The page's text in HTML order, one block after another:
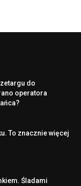
do
operatora
To znacznie więcej
Śladami